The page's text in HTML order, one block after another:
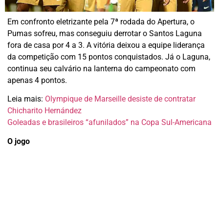
Em confronto eletrizante pela 7ª rodada do Apertura, o
Pumas sofreu, mas conseguiu derrotar o Santos Laguna
fora de casa por 4 a 3. A vitória deixou a equipe liderança
da competição com 15 pontos conquistados. Já o Laguna,
continua seu calvário na lanterna do campeonato com
apenas 4 pontos.
Leia mais: Olympique de Marseille desiste de contratar
Chicharito Hernández
Goleadas e brasileiros “afunilados” na Copa Sul-Americana
O jogo